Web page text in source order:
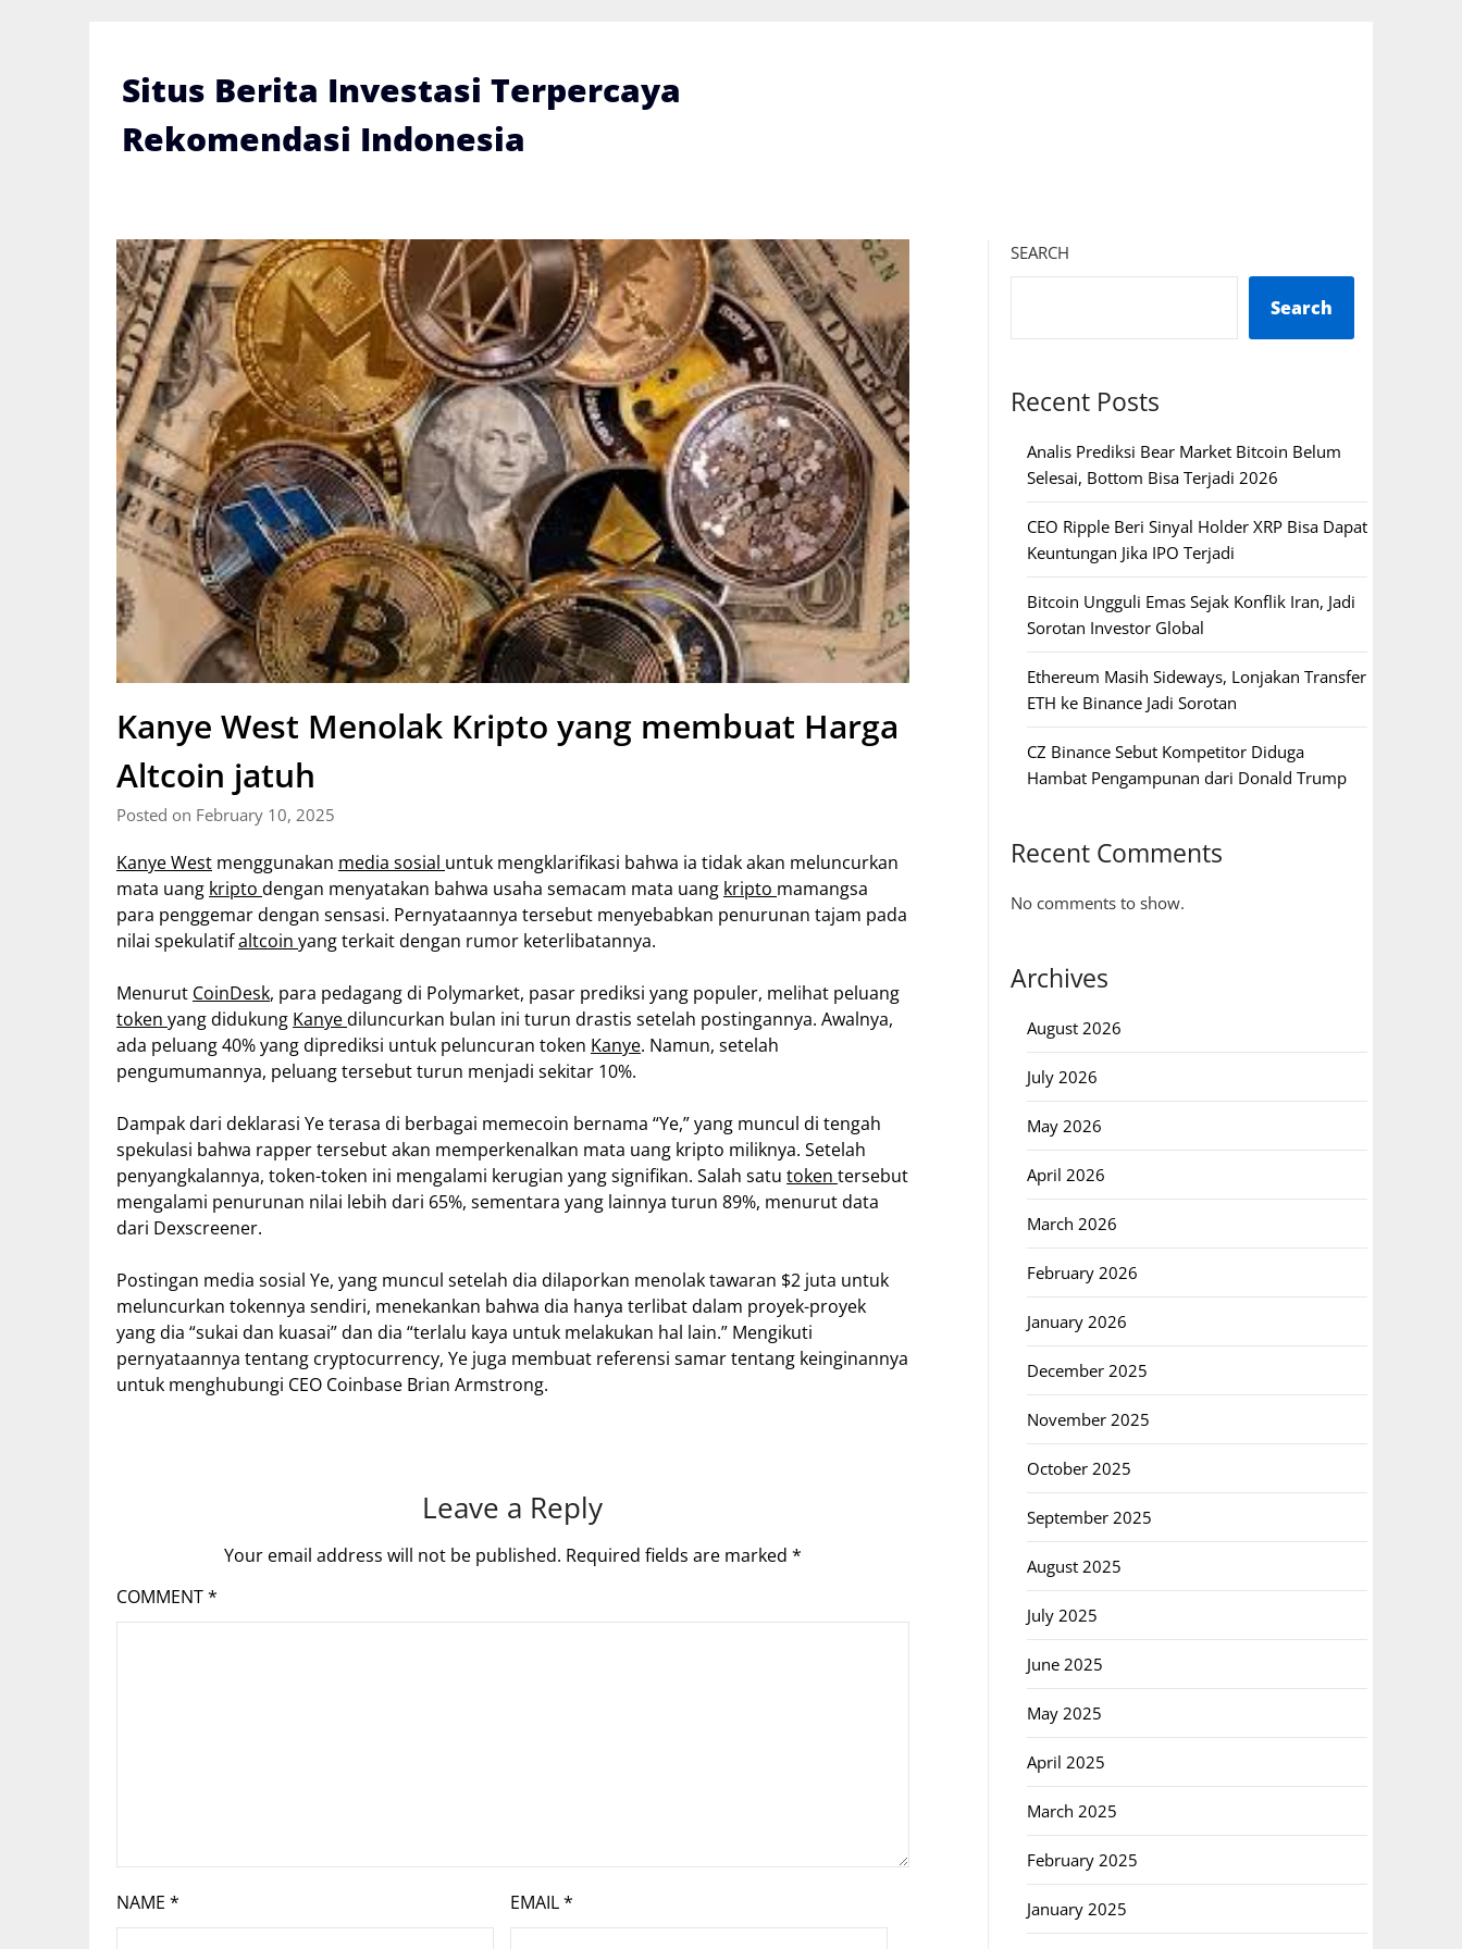
Situs Berita Investasi Terpercaya
Rekomendasi Indonesia
Kanye West Menolak Kripto yang membuat Harga
Altcoin jatuh
Posted on February 10, 2025
Kanye West menggunakan media sosial untuk mengklarifikasi bahwa ia tidak akan meluncurkan
mata uang kripto dengan menyatakan bahwa usaha semacam mata uang kripto mamangsa
para penggemar dengan sensasi. Pernyataannya tersebut menyebabkan penurunan tajam pada
nilai spekulatifaltcoin yang terkait dengan rumor keterlibatannya.
Menurut CoinDesk, para pedagang di Polymarket, pasar prediksi yang populer, melihat peluang
token yang didukung Kanyediluncurkan bulan ini turun drastis setelah postingannya. Awalnya,
ada peluang 40% yang diprediksi untuk peluncuran token Kanye. Namun, setelah
pengumumannya, peluang tersebut turun menjadi sekitar 10%.
Dampak dari deklarasi Ye terasa di berbagai memecoin bernama “Ye,” yang muncul di tengah
spekulasi bahwa rapper tersebut akan memperkenalkan mata uang kripto miliknya. Setelah
penyangkalannya, token-token ini mengalami kerugian yang signifikan. Salah satu token tersebut
mengalami penurunan nilai lebih dari 65%, sementara yang lainnya turun 89%, menurut data
dari Dexscreener.
Postingan media sosial Ye, yang muncul setelah dia dilaporkan menolak tawaran $2 juta untuk
meluncurkan tokennya sendiri, menekankan bahwa dia hanya terlibat dalam proyek-proyek
yang dia “sukai dan kuasai” dan dia “terlalu kaya untuk melakukan hal lain.” Mengikuti
pernyataannya tentang cryptocurrency, Ye juga membuat referensi samar tentang keinginannya
untuk menghubungi CEO Coinbase Brian Armstrong.
Leave a Reply
Your email address will not be published. Required fields are marked *
COMMENT*
NAME * EMAIL*
SEARCH
Search
Recent Posts
Analis Prediksi Bear Market Bitcoin Belum
Selesai, Bottom Bisa Terjadi 2026
CEO Ripple Beri Sinyal Holder XRP Bisa Dapat
Keuntungan Jika IPO Terjadi
Bitcoin Ungguli Emas Sejak Konflik Iran, Jadi
Sorotan Investor Global
Ethereum Masih Sideways, Lonjakan Transfer
ETH ke Binance Jadi Sorotan
CZ Binance Sebut Kompetitor Diduga
Hambat Pengampunan dari Donald Trump
Recent Comments
No comments to show.
Archives
August 2026
July 2026
May 2026
April 2026
March 2026
February 2026
January 2026
December 2025
November 2025
October 2025
September 2025
August 2025
July 2025
June 2025
May 2025
April 2025
March 2025
February 2025
January 2025